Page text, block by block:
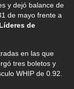
y dejó balance de
de mayo frente a
Líderes de
en las que
tres boletos y
WHIP de 0.92.